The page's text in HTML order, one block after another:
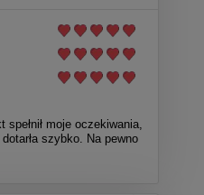
spełnił moje oczekiwania,
szybko. Na pewno